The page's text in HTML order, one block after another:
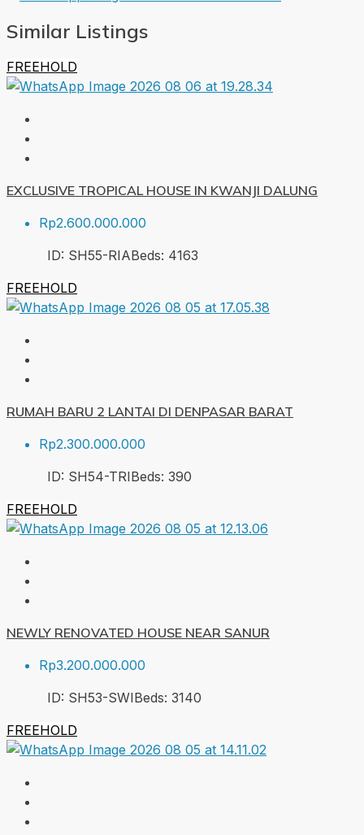
Similar Listings
FREEHOLD
EXCLUSIVE TROPICAL HOUSE IN KWANJI DALUNG
Rp2.600.000.000
ID: SH55-RIABeds: 4163
FREEHOLD
RUMAH BARU 2 LANTAI DI DENPASAR BARAT
Rp2.300.000.000
ID: SH54-TRIBeds: 390
FREEHOLD
NEWLY RENOVATED HOUSE NEAR SANUR
Rp3.200.000.000
ID: SH53-SWIBeds: 3140
FREEHOLD